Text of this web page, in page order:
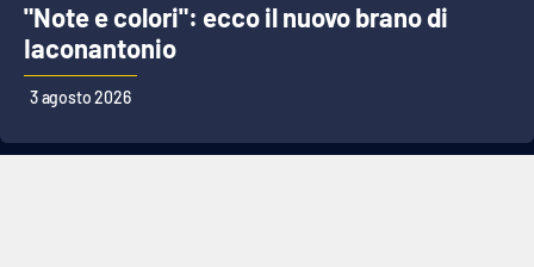
"Note e colori": ecco il nuovo brano di
Iaconantonio
3 agosto 2026